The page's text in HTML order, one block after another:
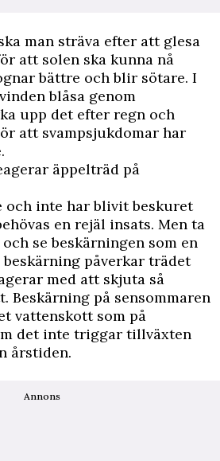
man sträva efter att glesa
att solen ska kunna nå
bättre och blir sötare. I
blåsa genom
upp det efter regn och
att svampsjukdomar har
äppelträd på
och inte har blivit beskuret
en rejäl insats. Men ta
se beskärningen som en
påverkar trädet
med att skjuta så
Beskärning på sensommaren
vattenskott som på
det inte triggar tillväxten
årstiden.
Annons